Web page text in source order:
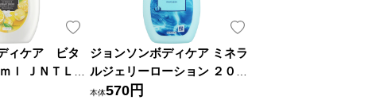
ィケア ビタ
ｌ ＪＮＴＬコ
ルス
ジョンソンボディケア ミネラ
ルジェリーローション ２００
ｍｌ ＪＮＴＬコンシューマー
本体570円